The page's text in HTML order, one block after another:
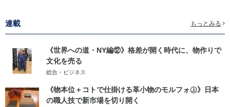
連載 もっとみる
《世界への道・NY編⑫》格差が開く時代に、物作りで
文化を売る
総合・ビジネス
《物本位＋コトで仕掛ける革小物のモルフォ㊤》日本
の職人技で新市場を切り開く